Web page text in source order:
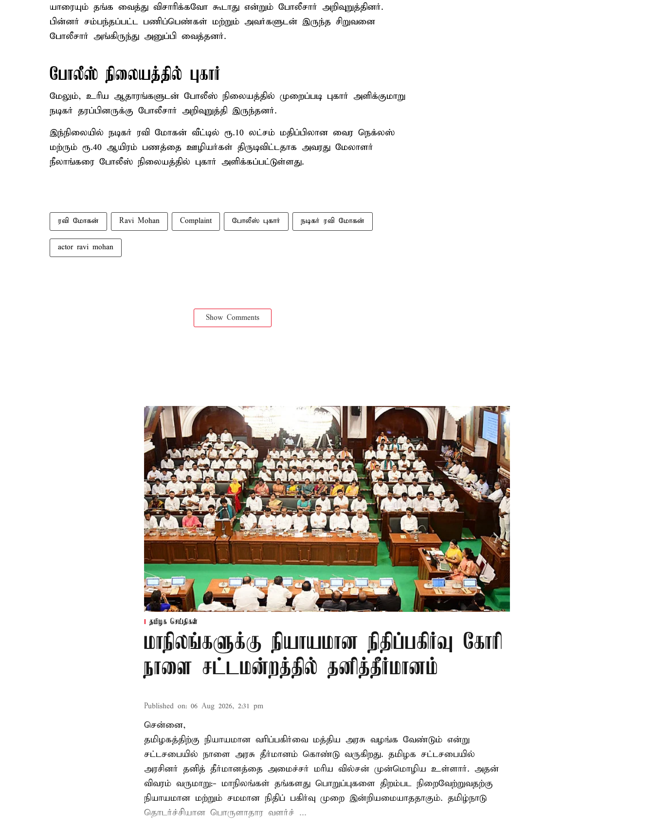
யாரையும் தங்க வைத்து விசாரிக்கவோ கூடாது என்றும் போலீசார் அறிவுறுத்தினர்.
பின்னர் சம்பந்தப்பட்ட பணிப்பெண்கள் மற்றும் அவர்களுடன் இருந்த சிறுவனை
போலீசார் அங்கிருந்து அனுப்பி வைத்தனர்.
போலீஸ் நிலையத்தில் புகார்
மேலும், உரிய ஆதாரங்களுடன் போலீஸ் நிலையத்தில் முறைப்படி புகார் அளிக்குமாறு
நடிகர் தரப்பினருக்கு போலீசார் அறிவுறுத்தி இருந்தனர்.
இந்நிலையில் நடிகர் ரவி மோகன் வீட்டில் ரூ.10 லட்சம் மதிப்பிலான வைர நெக்லஸ்
மற்ரும் ரூ.40 ஆயிரம் பணத்தை ஊழியர்கள் திருடிவிட்டதாக அவரது மேலாளர்
நீலாங்கரை போலீஸ் நிலையத்தில் புகார் அளிக்கப்பட்டுள்ளது.
ரவி மோகன் Ravi Mohan Complaint போலீஸ் புகார் நடிகர் ரவி மோகன்
actor ravi mohan
Show Comments
தமிழக செய்திகள்
மாநிலங்களுக்கு நியாயமான நிதிப்பகிர்வு கோரி
நாளை சட்டமன்றத்தில் தனித்தீர்மானம்
Published on: 06 Aug 2026, 2:31 pm
சென்னை,
தமிழகத்திற்கு நியாயமான வரிப்பகிர்வை மத்திய அரசு வழங்க வேண்டும் என்று
சட்டசபையில் நாளை அரசு தீர்மானம் கொண்டு வருகிறது. தமிழக சட்டசபையில்
அரசினர் தனித் தீர்மானத்தை அமைச்சர் மரிய வில்சன் முன்மொழிய உள்ளார். அதன்
விவரம் வருமாறு:- மாநிலங்கள் தங்களது பொறுப்புகளை திறம்பட நிறைவேற்றுவதற்கு
நியாயமான மற்றும் சமமான நிதிப் பகிர்வு முறை இன்றியமையாததாகும். தமிழ்நாடு
தொடர்ச்சியான பொருளாதார வளர்ச் ...